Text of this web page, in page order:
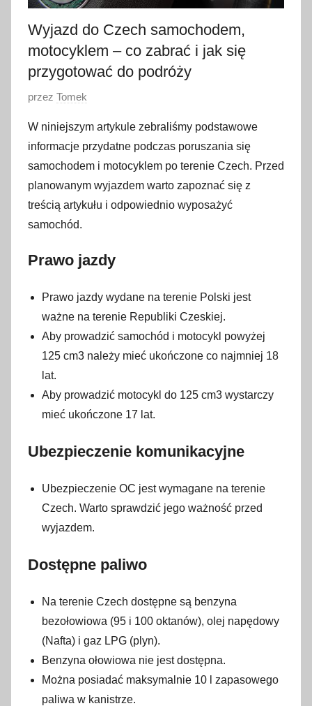
Wyjazd do Czech samochodem,
motocyklem – co zabrać i jak się
przygotować do podróży
O
u
b
l
i
k
o
a
o
2
i
przez Tomek
W niniejszym artykule zebraliśmy podstawowe
informacje przydatne podczas poruszania się
samochodem i motocyklem po terenie Czech. Przed
planowanym wyjazdem warto zapoznać się z
treścią artykułu i odpowiednio wyposażyć
samochód.
Prawo jazdy
Prawo jazdy wydane na terenie Polski jest
ważne na terenie Republiki Czeskiej.
Aby prowadzić samochód i motocykl powyżej
125 cm3 należy mieć ukończone co najmniej 18
lat.
Aby prowadzić motocykl do 125 cm3 wystarczy
mieć ukończone 17 lat.
Ubezpieczenie komunikacyjne
Ubezpieczenie OC jest wymagane na terenie
Czech. Warto sprawdzić jego ważność przed
wyjazdem.
Dostępne paliwo
Na terenie Czech dostępne są benzyna
bezołowiowa (95 i 100 oktanów), olej napędowy
(Nafta) i gaz LPG (plyn).
Benzyna ołowiowa nie jest dostępna.
Można posiadać maksymalnie 10 l zapasowego
paliwa w kanistrze.